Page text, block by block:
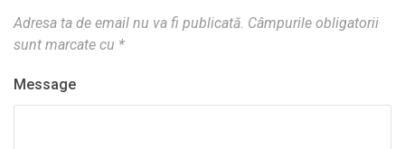
Adresa ta de email nu va fi publicată. Câmpurile obligatorii
sunt marcate cu *
Message